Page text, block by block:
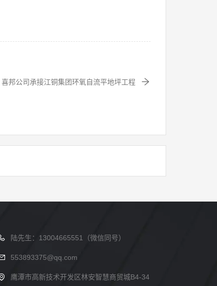
喜邦公司承接江铜集团环氧自流平地坪工程
陆先生：13004665551（微信同号）
553893375@qq.com
鹰潭市高新技术开发区林安智慧商贸城B4-34